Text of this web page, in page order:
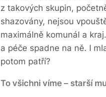
z takových skupin,
shazovány, nejsou
maximálně komunál a
a péče spadne na ně. I
potom patří?
To všichni víme – starší